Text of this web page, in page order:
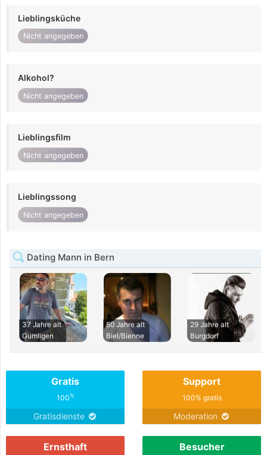
Lieblingsküche
Nicht angegeben
Alkohol?
Nicht angegeben
Lieblingsfilm
Nicht angegeben
Lieblingssong
Nicht angegeben
Dating Mann in Bern
37 Jahre alt
Gumligen
50 Jahre alt
Biel/Bienne
29 Jahre alt
Burgdorf
Gratis
100%
Gratisdienste
Support
100% gratis
Moderation
Ernsthaft Besucher